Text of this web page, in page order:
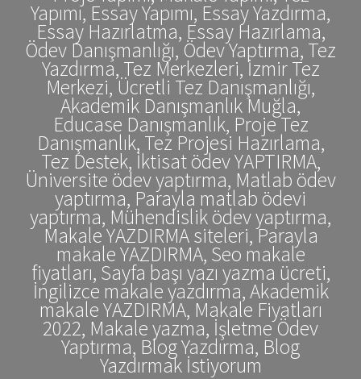
Yapımı, Essay Yapımı, Essay Yazdırma,
Essay Hazırlatma, Essay Hazırlama,
Ödev Danışmanlığı, Ödev Yaptırma, Tez
Yazdırma, Tez Merkezleri, İzmir Tez
Merkezi, Ücretli Tez Danışmanlığı,
Akademik Danışmanlık Muğla,
Educase Danışmanlık, Proje Tez
Danışmanlık, Tez Projesi Hazırlama,
Tez Destek, İktisat ödev YAPTIRMA,
Üniversite ödev yaptırma, Matlab ödev
yaptırma, Parayla matlab ödevi
yaptırma, Mühendislik ödev yaptırma,
Makale YAZDIRMA siteleri, Parayla
makale YAZDIRMA, Seo makale
fiyatları, Sayfa başı yazı yazma ücreti,
İngilizce makale yazdırma, Akademik
makale YAZDIRMA, Makale Fiyatları
2022, Makale yazma, İşletme Ödev
Yaptırma, Blog Yazdırma, Blog
Yazdırmak İstiyorum